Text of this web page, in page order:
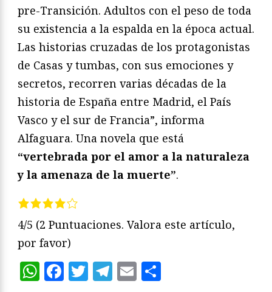
pre-Transición. Adultos con el peso de toda
su existencia a la espalda en la época actual.
Las historias cruzadas de los protagonistas
de Casas y tumbas, con sus emociones y
secretos, recorren varias décadas de la
historia de España entre Madrid, el País
Vasco y el sur de Francia”, informa
Alfaguara. Una novela que está
“vertebrada por el amor a la naturaleza
y la amenaza de la muerte”.
4/5 (2 Puntuaciones. Valora este artículo,
por favor)
WhatsApp
Facebook
Twitter
Telegram
Email